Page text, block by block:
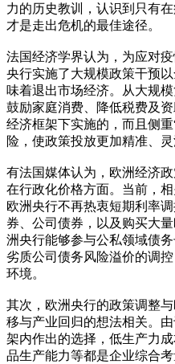
力的历史教训，认识到只有
才是走出危机的最佳途径。
法国经济学界认为，为应对
央行实施了大规模政策干预
味着退出市场经济。从大规
鼓励家庭消费、降低税费及
经济框架下实施的，而且侧
险，使政策投放更加精准、灵
有法国媒体认为，欧洲经济
在行政化价格方面。当前，
欧洲央行不再热衷短期利率
券、公司债券，以及购买大
洲央行能够参与公私领域债
劣质公司债务风险溢价的调
环境。
其次，欧洲央行的政策调整
移与产业回归的想法相关。
架内作出的选择，低生产力
品生产能力等都是企业综合